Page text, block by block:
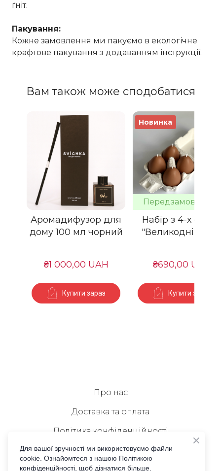
ґніт.
Пакування:
Кожне замовлення ми пакуємо в екологічне
крафтове пакування з додаванням інструкції.
Вам також може сподобатися
Аромадифузор для
дому 100 мл чорний
₴1 000,00 UAH
Купити зараз
Новинка
Передзамовлення
Набір з 4-х
"Великодні
₴690,00 UAH
Купити зараз
Про нас
Доставка та оплата
Політика конфіденційності
Публічна оферта
Для вашої зручності ми використовуємо файли
cookie. Ознайомтеся з нашою Політикою
конфіденційності, щоб дізнатися більше.